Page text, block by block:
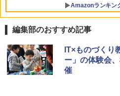
Amazonランキン
編集部のおすすめ記事
IT×ものづくり
ー」の体験会
催